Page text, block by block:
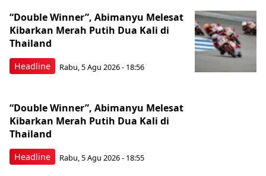
Headline
“Double Winner”, Abimanyu Melesat
Kibarkan Merah Putih Dua Kali di
Thailand
Rabu, 5 Agu 2026 - 18:56
Headline
“Double Winner”, Abimanyu Melesat
Kibarkan Merah Putih Dua Kali di
Thailand
Rabu, 5 Agu 2026 - 18:55